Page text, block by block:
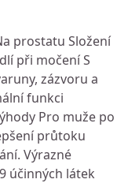
prostatu Složení
při močení S
zázvoru a
funkci
Pro muže po
průtoku
Výrazné
účinných látek